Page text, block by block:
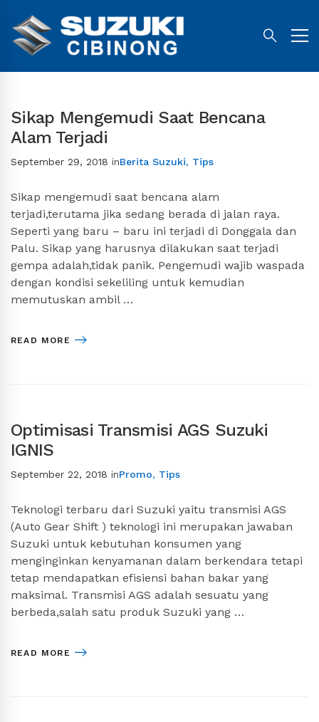
Sikap Mengemudi Saat Bencana
Alam Terjadi
September 29, 2018 inBerita Suzuki, Tips
Sikap mengemudi saat bencana alam
terjadi,terutama jika sedang berada di jalan raya.
Seperti yang baru – baru ini terjadi di Donggala dan
Palu. Sikap yang harusnya dilakukan saat terjadi
gempa adalah,tidak panik. Pengemudi wajib waspada
dengan kondisi sekeliling untuk kemudian
memutuskan ambil …
READ MORE
Optimisasi Transmisi AGS Suzuki
IGNIS
September 22, 2018 inPromo, Tips
Teknologi terbaru dari Suzuki yaitu transmisi AGS
(Auto Gear Shift ) teknologi ini merupakan jawaban
Suzuki untuk kebutuhan konsumen yang
menginginkan kenyamanan dalam berkendara tetapi
tetap mendapatkan efisiensi bahan bakar yang
maksimal. Transmisi AGS adalah sesuatu yang
berbeda,salah satu produk Suzuki yang …
READ MORE